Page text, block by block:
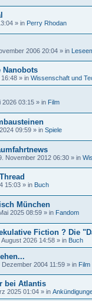
» in Perry Rhodan
2006 20:04 » in
Nanobots
» in Wissenschaft und
2026 03:15 » in Film
09:59 » in Spiele
November 2012 06:30 » in
15:03 » in Buch
München
2025 08:59 » in Fandom
Fiction ? Die
August 2026 14:58 » in Buch
Dezember 2004 11:59 » in Film
bei Atlantis
2025 01:04 » in